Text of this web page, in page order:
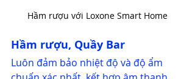
Hầm rượu với Loxone Smart Home
Hầm rượu, Quầy Bar
Luôn đảm bảo nhiệt độ và độ ẩm